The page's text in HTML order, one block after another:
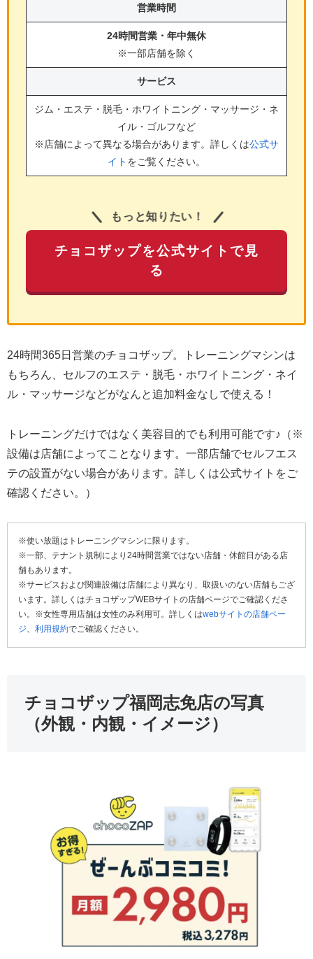
営業時間
24時間営業・年中無休
※一部店舗を除く
サービス
ジム・エステ・脱毛・ホワイトニング・マッサージ・ネ
イル・ゴルフなど
※店舗によって異なる場合があります。詳しくは公式サ
イト をご覧ください。
もっと知りたい！
チョコザップを公式サイトで見
る
24時間365日営業のチョコザップ。トレーニングマシンは
もちろん、セルフのエステ・脱毛・ホワイトニング・ネイ
ル・マッサージなどがなんと追加料金なしで使える！
トレーニングだけではなく美容目的でも利用可能です♪（※
設備は店舗によってことなります。一部店舗でセルフエス
テの設置がない場合があります。詳しくは公式サイトをご
確認ください。）
※使い放題はトレーニングマシンに限ります。
※一部、テナント規制により24時間営業ではない店舗・休館日がある店
舗もあります。
※サービスおよび関連設備は店舗により異なり、取扱いのない店舗もござ
います。詳しくはチョコザップWEBサイトの店舗ページでご確認くださ
い。※女性専用店舗は女性のみ利用可。詳しくはwebサイトの店舗ペー
ジ、 利用規約でご確認ください。
チョコザップ福岡志免店の写真
（外観・内観・イメージ）